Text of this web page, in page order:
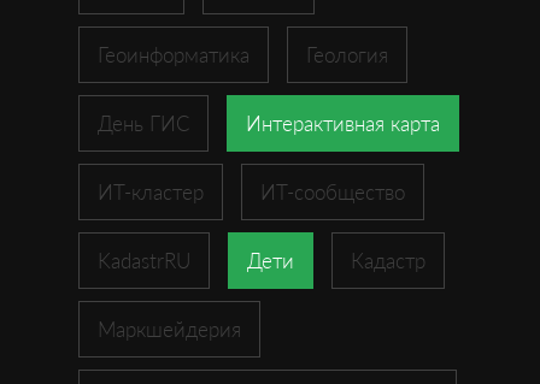
Геоинформатика Геология
День ГИС Интерактивная карта
ИТ-кластер ИТ-сообщество
KadastrRU Дети Кадастр
Маркшейдерия